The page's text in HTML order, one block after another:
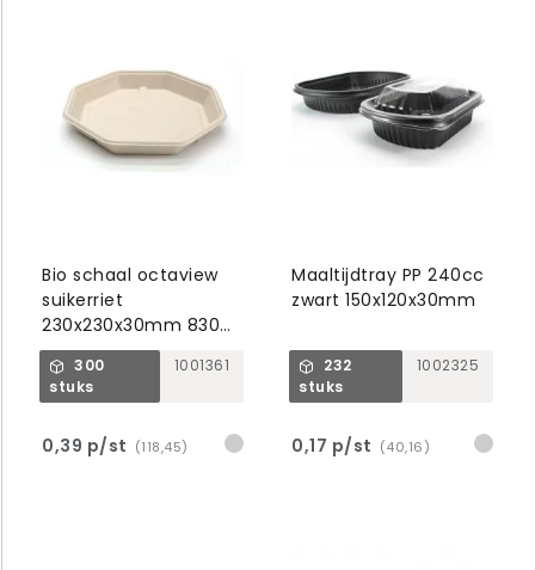
Bio schaal octaview
suikerriet
230x230x30mm 830ml
bruin
300
stuks
1001361
0,39 p/st (118,45)
Maaltijdtray PP 240cc
zwart 150x120x30mm
232
stuks
1002325
0,17 p/st (40,16)